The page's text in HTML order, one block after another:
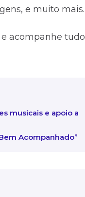
e muito mais.
e acompanhe tudo
musicais e apoio a
Acompanhado”